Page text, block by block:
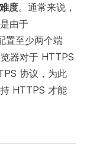
度。通常来说，
由于
置至少两个端
器对于 HTTPS
协议，为此
HTTPS 才能